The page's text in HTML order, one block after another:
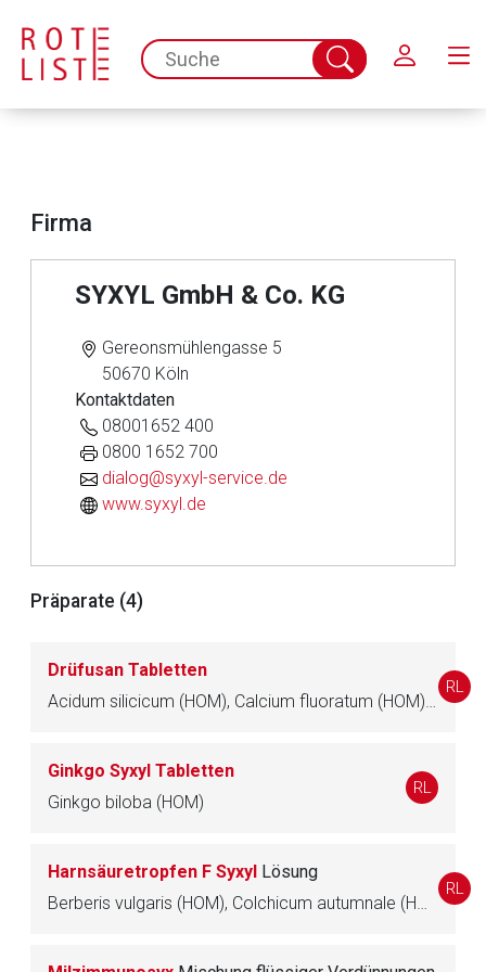
spc.search.input.placeholder
Suche
abschicken
Firma
SYXYL GmbH & Co. KG
Gereonsmühlengasse 5
50670 Köln
Kontaktdaten
08001652 400
0800 1652 700
dialog@syxyl-service.de
www.syxyl.de
Präparate (4)
Drüfusan Tabletten
Acidum silicicum (HOM), Calcium fluoratum (HOM), Calcium phosphoricum (HOM), Calcium sulfuricum (HOM), Ferrum phosphoricum (HOM), Kalium chloratum (HOM), Kalium phosphoricum (HOM), Kalium sulfuricum (HOM), Magnesium phosphoricum (HOM), Natrium chloratum (HOM), Natrium phosphoricum (HOM), Natrium sulfuricum (HOM)
RL
Ginkgo Syxyl Tabletten
Ginkgo biloba (HOM)
RL
Harnsäuretropfen F Syxyl Lösung
Berberis vulgaris (HOM), Colchicum autumnale (HOM)
RL
Aufruf einer externen Seite
Der von Ihnen aufgerufene Link öffnet eine externe Web-
Seite. Für die Inhalte der externen Web-Seite ist deren